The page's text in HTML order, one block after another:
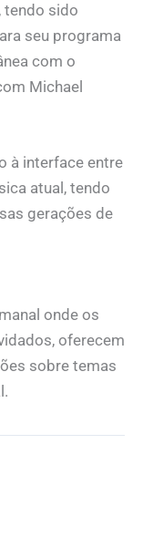
tendo sido
seu programa
com o
Michael
à interface entre
atual, tendo
gerações de
onde os
oferecem
sobre temas